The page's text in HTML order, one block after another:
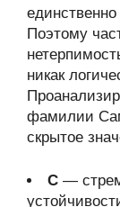
Поэтому
никак
фамилии
скрытое
С —